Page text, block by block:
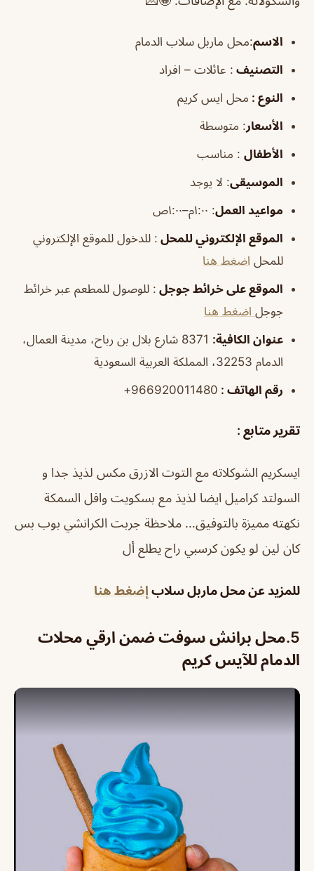
الاسم:محل ماربل سلاب الدمام
التصنيف : عائلات – افراد
النوع : محل ايس كريم
الأسعار: متوسطة
الأطفال : مناسب
الموسيقى: لا يوجد
مواعيد العمل: ١:٠٠م–١:٠٠ص
الموقع الإلكتروني للمحل : للدخول للموقع الإلكتروني
للمحل اضغط هنا
الموقع على خرائط جوجل : للوصول للمطعم عبر خرائط
جوجل اضغط هنا
عنوان الكافية:
8371 شارع بلال بن رباح، مدينة العمال،
الدمام 32253، المملكة العربية السعودية
رقم الهاتف : 966920011480+
تقرير متابع :
ايسكريم الشوكلاته مع التوت الازرق مكس لذيذ جدا و
السولتد كراميل ايضا لذيذ مع بسكويت وافل السمكة
نكهته مميزة بالتوفيق… ملاحظة جربت الكرانشي بوب بس
كان لين لو يكون كرسبي راح يطلع أل
للمزيد عن محل ماربل سلاب إضغط هنا
5. محل برانش سوفت ضمن ارقي محلات
الدمام للآيس كريم